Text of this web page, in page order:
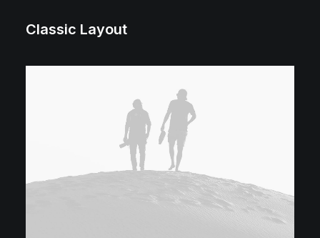
Classic Layout